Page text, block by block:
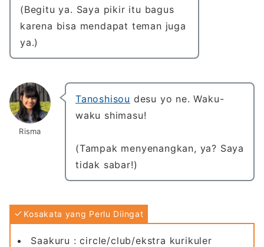
(Begitu ya. Saya pikir itu bagus
karena bisa mendapat teman juga
ya.)
Risma
Tanoshisou desu yo ne. Waku-
waku shimasu!
(Tampak menyenangkan, ya? Saya
tidak sabar!)
Kosakata yang Perlu Diingat
Saakuru : circle/club/ekstra kurikuler